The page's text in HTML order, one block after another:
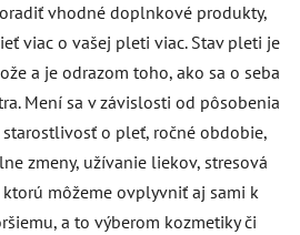
vhodné doplnkové produkty,
viac o vašej pleti viac. Stav pleti je
a je odrazom toho, ako sa o seba
Mení sa v závislosti od pôsobenia
o pleť, ročné obdobie,
zmeny, užívanie liekov, stresová
ktorú môžeme ovplyvniť aj sami k
a to výberom kozmetiky či